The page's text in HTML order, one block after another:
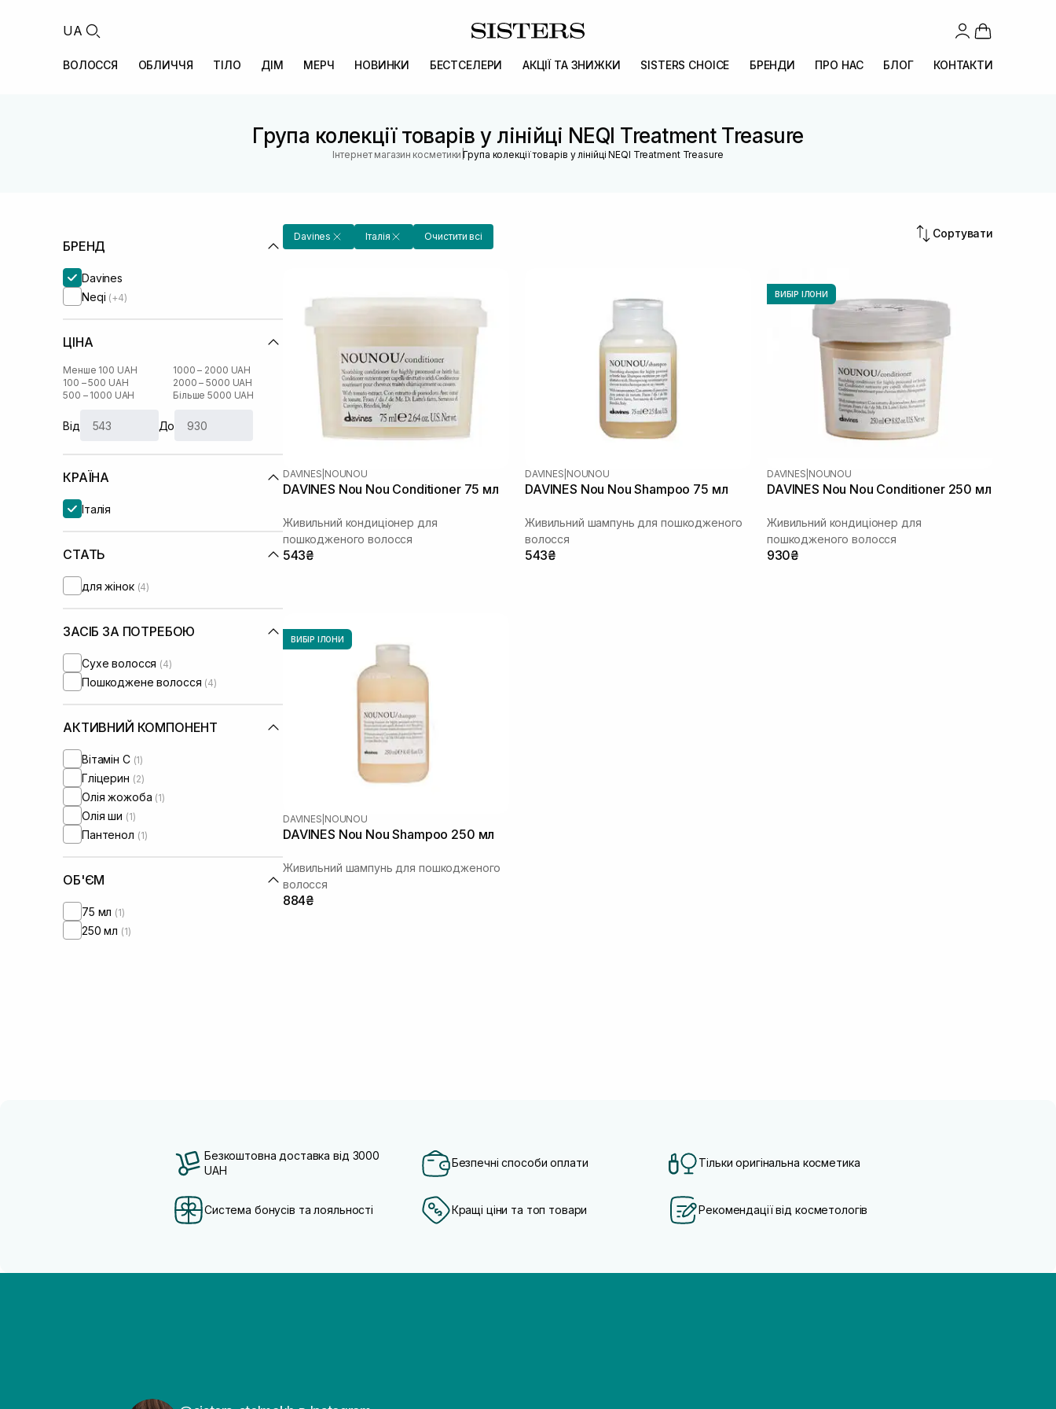
UA
ВОЛОССЯ ОБЛИЧЧЯ ТІЛО ДІМ МЕРЧ НОВИНКИ БЕСТСЕЛЕРИ АКЦІЇ ТА ЗНИЖКИ SISTERS CHOICE БРЕНДИ ПРО НАС БЛОГ КОНТАКТИ
Група колекції товарів у лінійці NEQI Treatment Treasure
Інтернет магазин косметики |Група колекції товарів у лінійці NEQI Treatment Treasure
БРЕНД
Davines
Neqi (+4)
ЦІНА
Менше 100 UAH
100 – 500 UAH
500 – 1000 UAH
1000 – 2000 UAH
2000 – 5000 UAH
Більше 5000 UAH
Від До
КРАЇНА
Італія
СТАТЬ
для жінок (4)
ЗАСІБ ЗА ПОТРЕБОЮ
Сухе волосся (4)
Пошкоджене волосся (4)
АКТИВНИЙ КОМПОНЕНТ
Вітамін C (1)
Гліцерин (2)
Олія жожоба (1)
Олія ши (1)
Пантенол (1)
ОБ'ЄМ
75 мл (1)
250 мл (1)
Davines Італія Очистити всі Сортувати
DAVINES NOUNOU
DAVINES Nou Nou Conditioner 75 мл
Живильний кондиціонер для
пошкодженого волосся
543₴
DAVINES NOUNOU
DAVINES Nou Nou Shampoo 75 мл
Живильний шампунь для пошкодженого
волосся
543₴
ВИБІР ІЛОНИ
DAVINES NOUNOU
DAVINES Nou Nou Conditioner 250 мл
Живильний кондиціонер для
пошкодженого волосся
930₴
ВИБІР ІЛОНИ
DAVINES NOUNOU
DAVINES Nou Nou Shampoo 250 мл
Живильний шампунь для пошкодженого
волосся
884₴
Безкоштовна доставка від 3000
UAH
Безпечні способи оплати Тільки оригінальна косметика
Система бонусів та лояльності Кращі ціни та топ товари Рекомендації від косметологів